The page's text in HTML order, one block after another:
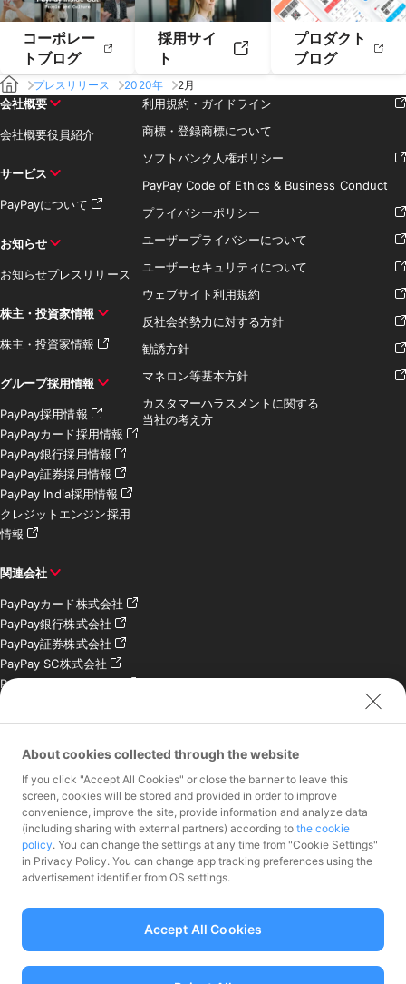
コーポレー
トブログ
採用サイ
ト
プロダクト
ブログ
プレスリリース 2020年 2月
会社概要
会社概要役員紹介
サービス
PayPayについて
お知らせ
お知らせプレスリリース
株主・投資家情報
株主・投資家情報
グループ採用情報
PayPay採用情報
PayPayカード採用情報
PayPay銀行採用情報
PayPay証券採用情報
PayPay India採用情報
クレジットエンジン採用
情報
関連会社
PayPayカード株式会社
PayPay銀行株式会社
PayPay証券株式会社
PayPay SC株式会社
PayPay India Pvt. Ltd.
会社
お問い合わせ
加盟店様専用お問い合わ
報道関係者様専用お問い
合わせ
株主・投資家様専用お問
利用規約・ガイドライン
商標・登録商標について
ソフトバンク人権ポリシー
PayPay Code of Ethics & Business Conduct
プライバシーポリシー
ユーザープライバシーについて
ユーザーセキュリティについて
ウェブサイト利用規約
反社会的勢力に対する方針
勧誘方針
マネロン等基本方針
カスタマーハラスメントに関する
当社の考え方
About cookies collected through the website
If you click "Accept All Cookies" or close the banner to leave this
screen, cookies will be stored and provided in order to improve
convenience, improve the site, provide information and analyze data
(including sharing with external partners) according to the cookie
policy. You can change the settings at any time from "Cookie Settings"
in Privacy Policy. You can change app tracking preferences using the
advertisement identifier from OS settings.
Accept All Cookies